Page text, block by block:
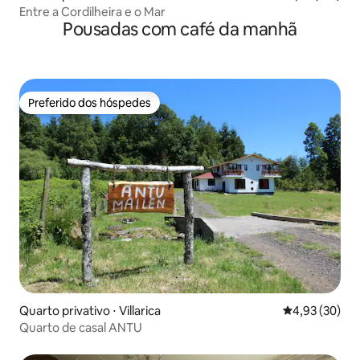
Entre a Cordilheira e o Mar
Pousadas com café da manhã
Preferido dos hóspedes
Preferido dos hóspedes
Quarto privativo ⋅ Villarica 4,93 de uma
4,93 (30)
Quarto de casal ANTU